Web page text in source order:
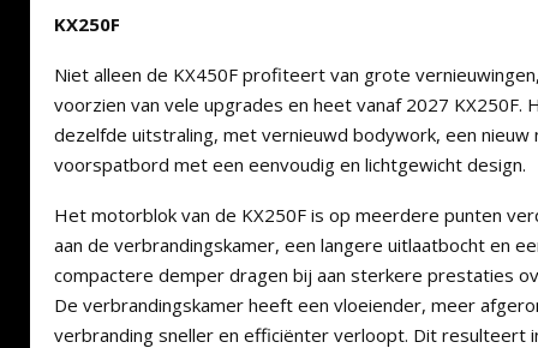
KX250F
Niet alleen de KX450F profiteert van grote
voorzien van vele upgrades en heet vanaf 2027 KX250F.
dezelfde uitstraling, met vernieuwd bodywork, een nieuw
voorspatbord met een eenvoudig en lichtgewicht design.
Het motorblok van de KX250F is op meerdere punten
aan de verbrandingskamer, een langere uitlaatbocht en
compactere demper dragen bij aan sterkere prestaties
De verbrandingskamer heeft een vloeiender, meer
verbranding sneller en efficiënter verloopt. Dit resulteert